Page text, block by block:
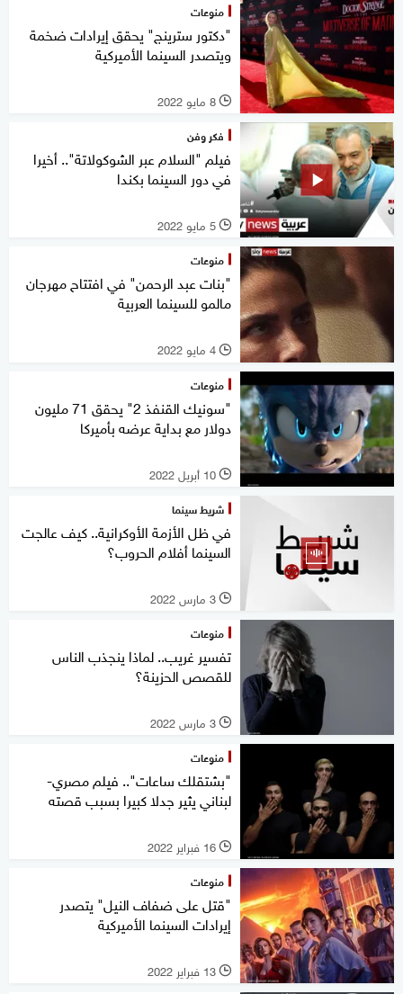
منوعات
"دكتور سترينج" يحقق إيرادات ضخمة
ويتصدر السينما الأميركية
l 8 مايو 2022
فكر وفن
فيلم "السلام عبر الشوكولاتة".. أخيرا
في دور السينما بكندا
l 5 مايو 2022
منوعات
"بنات عبد الرحمن" في افتتاح مهرجان
مالمو للسينما العربية
l 4 مايو 2022
منوعات
"سونيك القنفذ 2" يحقق 71 مليون
دولار مع بداية عرضه بأميركا
l 10 أبريل 2022
شريط سينما
في ظل الأزمة الأوكرانية.. كيف عالجت
السينما أفلام الحروب؟
l 3 مارس 2022
منوعات
تفسير غريب.. لماذا ينجذب الناس
للقصص الحزينة؟
l 3 مارس 2022
منوعات
"بشتقلك ساعات".. فيلم مصري-
لبناني يثير جدلا كبيرا بسبب قصته
l 16 فبراير 2022
منوعات
"قتل على ضفاف النيل" يتصدر
إيرادات السينما الأميركية
l 13 فبراير 2022